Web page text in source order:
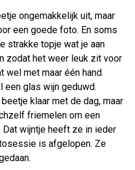
ongemakkelijk uit, maar
een goede foto. En soms
strakke topje wat je aan
zodat het weer leuk zit voor
wel met maar één hand
een glas wijn geduwd.
klaar met de dag, maar
friemelen om een
wijntje heeft ze in ieder
is afgelopen. Ze